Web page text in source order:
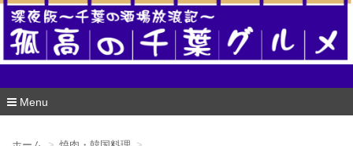
酒場版 孤高の千葉グルメ
Menu